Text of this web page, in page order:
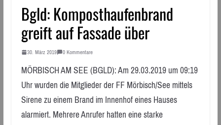
Bgld: Komposthaufenbrand
greift auf Fassade über
30. März 2019 0 Kommentare
MÖRBISCH AM SEE (BGLD): Am 29.03.2019 um 09:19
Uhr wurden die Mitglieder der FF Mörbisch/See mittels
Sirene zu einem Brand im Innenhof eines Hauses
alarmiert. Mehrere Anrufer hatten eine starke